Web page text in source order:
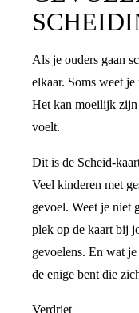
Als je ouders gaan
elkaar. Soms weet
Het kan moeilijk zijn
voelt.
Dit is de Scheid-
Veel kinderen met
gevoel. Weet je niet
plek op de kaart bij
gevoelens. En wat
de enige bent die
Verdriet